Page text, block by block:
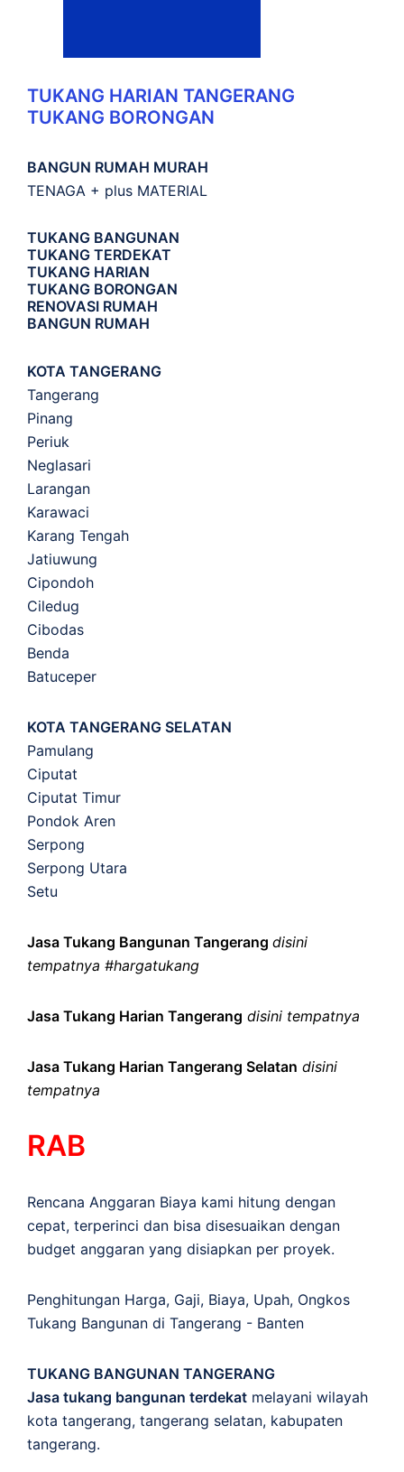
TUKANG HARIAN TANGERANG
TUKANG BORONGAN
BANGUN RUMAH MURAH
TENAGA + plus MATERIAL
TUKANG BANGUNAN
TUKANG TERDEKAT
TUKANG HARIAN
TUKANG BORONGAN
RENOVASI RUMAH
BANGUN RUMAH
KOTA TANGERANG
Tangerang
Pinang
Periuk
Neglasari
Larangan
Karawaci
Karang Tengah
Jatiuwung
Cipondoh
Ciledug
Cibodas
Benda
Batuceper
KOTA TANGERANG SELATAN
Pamulang
Ciputat
Ciputat Timur
Pondok Aren
Serpong
Serpong Utara
Setu
Jasa Tukang Bangunan Tangerang disini
tempatnya #hargatukang
Jasa Tukang Harian Tangerang disini tempatnya
Jasa Tukang Harian Tangerang Selatan disini
tempatnya
RAB
Rencana Anggaran Biaya kami hitung dengan
cepat, terperinci dan bisa disesuaikan dengan
budget anggaran yang disiapkan per proyek.
Penghitungan Harga, Gaji, Biaya, Upah, Ongkos
Tukang Bangunan di Tangerang - Banten
TUKANG BANGUNAN TANGERANG
Jasa tukang bangunan terdekat melayani wilayah
kota tangerang, tangerang selatan, kabupaten
tangerang.